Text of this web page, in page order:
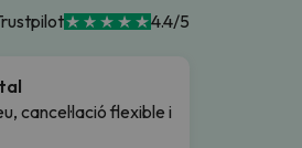
4.4/5
cancel·lació flexible i